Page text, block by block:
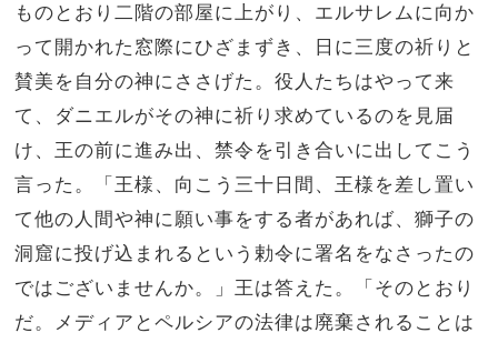
ものとおり二階の部屋に上がり、エルサレムに向か
って開かれた窓際にひざまずき、日に三度の祈りと
賛美を自分の神にささげた。役人たちはやって来
て、ダニエルがその神に祈り求めているのを見届
け、王の前に進み出、禁令を引き合いに出してこう
言った。「王様、向こう三十日間、王様を差し置い
て他の人間や神に願い事をする者があれば、獅子の
洞窟に投げ込まれるという勅令に署名をなさったの
ではございませんか。」王は答えた。「そのとおり
だ。メディアとペルシアの法律は廃棄されることは